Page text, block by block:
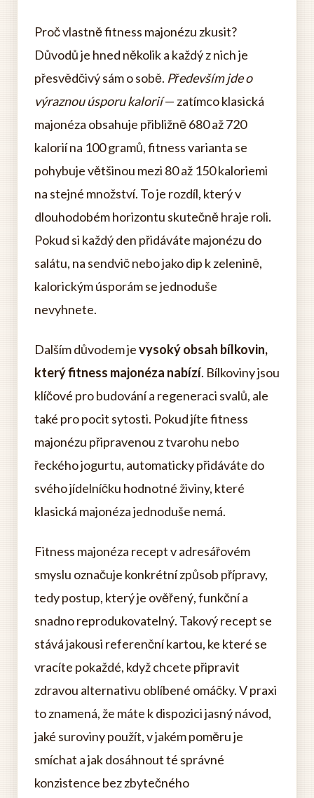
Proč vlastně fitness majonézu zkusit?
Důvodů je hned několik a každý z nich je
přesvědčivý sám o sobě. Především jde o
výraznou úsporu kalorií— zatímco klasická
majonéza obsahuje přibližně 680 až 720
kalorií na 100 gramů, fitness varianta se
pohybuje většinou mezi 80 až 150 kaloriemi
na stejné množství. To je rozdíl, který v
dlouhodobém horizontu skutečně hraje roli.
Pokud si každý den přidáváte majonézu do
salátu, na sendvič nebo jako dip k zelenině,
kalorickým úsporám se jednoduše
nevyhnete.
Dalším důvodem jevysoký obsah bílkovin,
který fitness majonéza nabízí. Bílkoviny jsou
klíčové pro budování a regeneraci svalů, ale
také pro pocit sytosti. Pokud jíte fitness
majonézu připravenou z tvarohu nebo
řeckého jogurtu, automaticky přidáváte do
svého jídelníčku hodnotné živiny, které
klasická majonéza jednoduše nemá.
Fitness majonéza recept v adresářovém
smyslu označuje konkrétní způsob přípravy,
tedy postup, který je ověřený, funkční a
snadno reprodukovatelný. Takový recept se
stává jakousi referenční kartou, ke které se
vracíte pokaždé, když chcete připravit
zdravou alternativu oblíbené omáčky. V praxi
to znamená, že máte k dispozici jasný návod,
jaké suroviny použít, v jakém poměru je
smíchat a jak dosáhnout té správné
konzistence bez zbytečného